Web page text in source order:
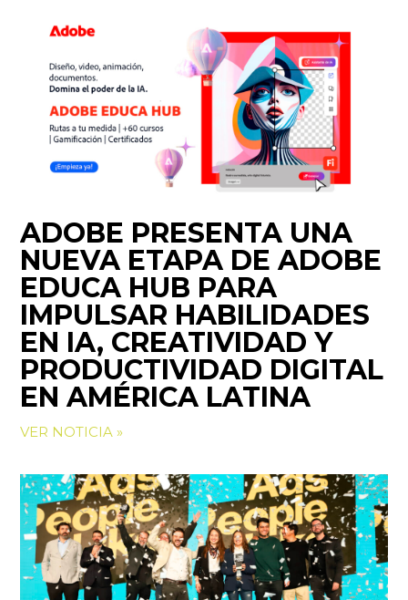
ADOBE PRESENTA UNA
NUEVA ETAPA DE ADOBE
EDUCA HUB PARA
IMPULSAR HABILIDADES
EN IA, CREATIVIDAD Y
PRODUCTIVIDAD DIGITAL
EN AMÉRICA LATINA
VER NOTICIA »